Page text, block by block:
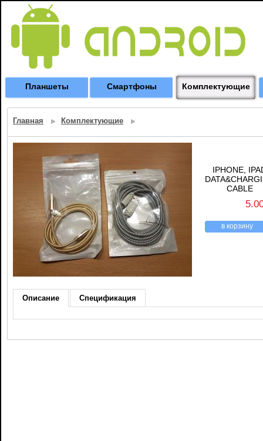
Планшеты Смартфоны Комплектующие
Главная Комплектующие
IPHONE,
CABLE
в корзину
Описание Спецификация